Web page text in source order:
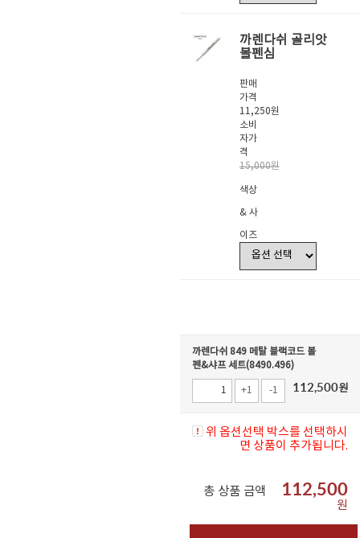
까렌다쉬 골리앗
볼펜심
판매
가격
11,250원
소비
자가
격
15,000원
색상
& 사
이즈
까렌다쉬 849 메탈 블랙코드 볼
펜&샤프 세트(8490.496)
+1 -1 112,500원
위 옵션선택 박스를 선택하시
면 상품이 추가됩니다.
총 상품 금액 112,500
원